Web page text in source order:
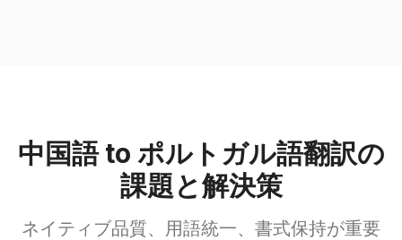
中国語 to ポルトガル語翻訳の
課題と解決策
ネイティブ品質、用語統一、書式保持が重要